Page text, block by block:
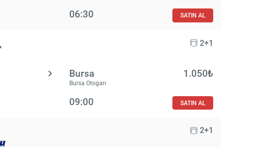
06:30 SATIN AL
2+1
Bursa
Bursa Otogarı
1.050₺
09:00 SATIN AL
2+1